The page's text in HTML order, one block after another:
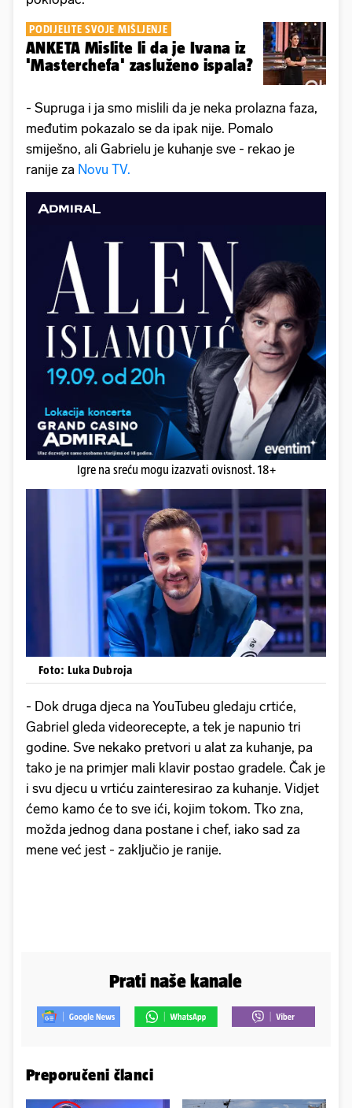
PODIJELITE SVOJE MIŠLJENJE
ANKETA Mislite li da je Ivana iz
'Masterchefa' zasluženo ispala?
- Supruga i ja smo mislili da je neka prolazna faza,
međutim pokazalo se da ipak nije. Pomalo
smiješno, ali Gabrielu je kuhanje sve - rekao je
ranije za Novu TV.
Igre na sreću mogu izazvati ovisnost. 18+
Foto: Luka Dubroja
- Dok druga djeca na YouTubeu gledaju crtiće,
Gabriel gleda videorecepte, a tek je napunio tri
godine. Sve nekako pretvori u alat za kuhanje, pa
tako je na primjer mali klavir postao gradele. Čak je
i svu djecu u vrtiću zainteresirao za kuhanje. Vidjet
ćemo kamo će to sve ići, kojim tokom. Tko zna,
možda jednog dana postane i chef, iako sad za
mene već jest - zaključio je ranije.
Prati naše kanale
Preporučeni članci